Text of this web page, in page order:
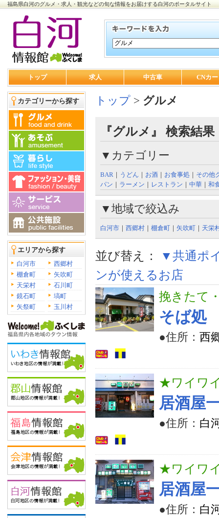
福島県白河のグルメ・求人・観光などの旬な情報をお届けする白河のポータルサイト
トップ 求人 中古車 CNカ
カテゴリーから探す
エリアから探す
白河市
西郷村
棚倉町
矢吹町
天栄村
石川町
鏡石町
塙町
矢祭町
玉川村
トップ > グルメ
『グルメ』 検索結
▼カテゴリー
BAR ｜ うどん ｜ お酒 ｜ お食事処 ｜ その他
パン ｜ ラーメン ｜ レストラン ｜ 中華 ｜ 和
▼地域で絞込み
白河市 ｜ 西郷村 ｜ 棚倉町 ｜ 矢吹町 ｜ 天栄
並び替え：
▼共通ポ
ンが使えるお店
挽きたて
そば処
●住所： 西
★ワイワ
居酒屋
●住所： 白
★ワイワ
居酒屋
●住所： 白